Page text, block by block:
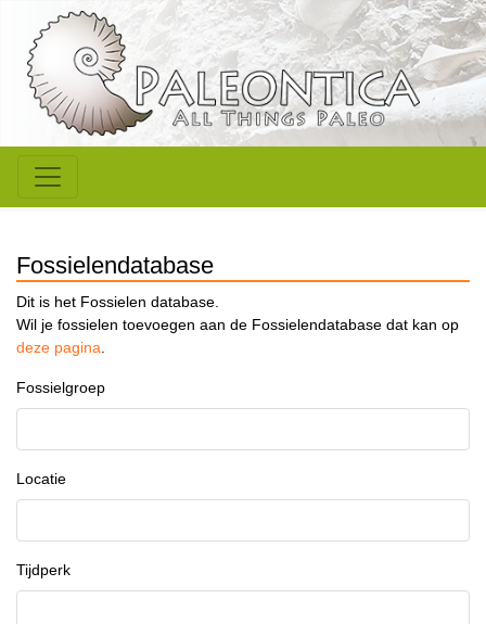
Fossielendatabase
Dit is het Fossielen database.
Wil je fossielen toevoegen aan de Fossielendatabase dat kan op
deze pagina.
Fossielgroep
Locatie
Tijdperk